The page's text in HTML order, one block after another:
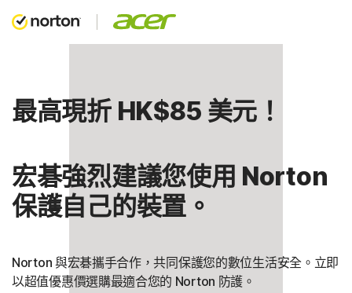
最高現折 HK$85 美元！
宏碁強烈建議您使用 Norton
保護自己的裝置。
Norton 與宏碁攜手合作，共同保護您的數位生活安全。立即
以超值優惠價選購最適合您的 Norton 防護。